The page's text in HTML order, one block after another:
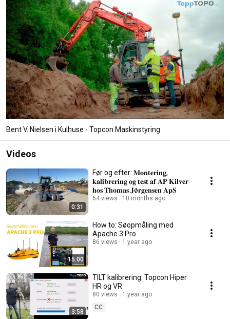
Bent V. Nielsen i Kulhuse - Topcon Maskinstyring
Videos
0:31
Før og efter: 𝐌𝐨𝐧𝐭𝐞𝐫𝐢𝐧𝐠,
𝐤𝐚𝐥𝐢𝐛𝐫𝐞𝐫𝐢𝐧𝐠 𝐨𝐠 𝐭𝐞𝐬𝐭 𝐚𝐟 𝐀𝐏 𝐊𝐢𝐥𝐯𝐞𝐫
𝐡𝐨𝐬 𝐓𝐡𝐨𝐦𝐚𝐬 𝐉ø𝐫𝐠𝐞𝐧𝐬𝐞𝐧 𝐀𝐩𝐒
64 views 10 months ago
15:00
How to: Søopmåling med
Apache 3 Pro
86 views 1 year ago
3:58
TILT kalibrering: Topcon Hiper
HR og VR
80 views
1 year ago
CC